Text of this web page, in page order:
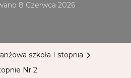
8 Czerwca 2026
szkoła I stopnia
Nr 2